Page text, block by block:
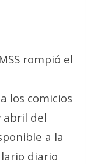
rompió el
los comicios
abril del
a la
diario